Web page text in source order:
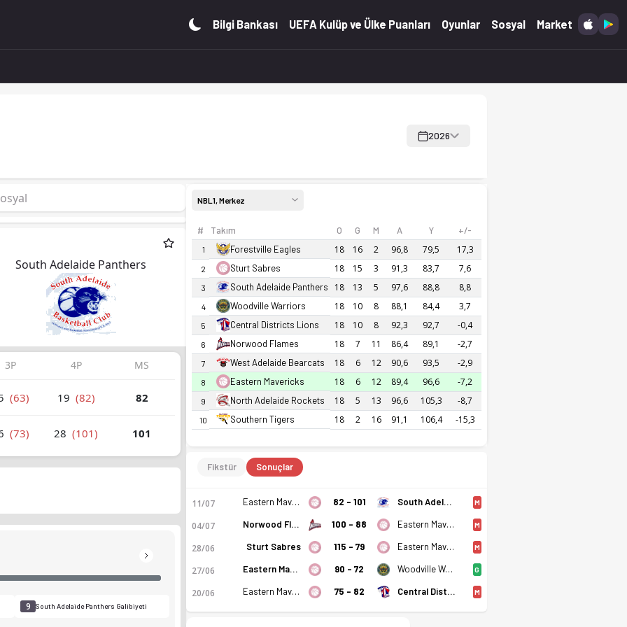
ve istatistiklerini Ofsayt'ta incele. Canlı skor takibi ve anlık güncellemeler.
Bilgi Bankası UEFA Kulüp ve Ülke Puanları Oyunlar Sosyal Market
2026
South Adelaide Panthers
3P 4P MS
(63) 19 (82) 82
(73) 28 (101) 101
9 South Adelaide Panthers Galibiyeti
Eastern Mavericks Son 5 Maçı
NBL1, Merkez
# Takım O G M A Y +/-
1 Forestville Eagles 18 16 2 96,8 79,5 17,3
2 Sturt Sabres 18 15 3 91,3 83,7 7,6
3 South Adelaide Panthers 18 13 5 97,6 88,8 8,8
4 Woodville Warriors 18 10 8 88,1 84,4 3,7
5 Central Districts Lions 18 10 8 92,3 92,7 -0,4
6 Norwood Flames 18 7 11 86,4 89,1 -2,7
7 West Adelaide Bearcats 18 6 12 90,6 93,5 -2,9
8 Eastern Mavericks 18 6 12 89,4 96,6 -7,2
9 North Adelaide Rockets 18 5 13 96,6 105,3 -8,7
10 Southern Tigers 18 2 16 91,1 106,4 -15,3
Fikstür Sonuçlar
11/07 Eastern Mavericks 82 - 101 South Adelaide Panthers M
04/07 Norwood Flames 100 - 88 Eastern Mavericks M
28/06 Sturt Sabres 115 - 79 Eastern Mavericks M
27/06 Eastern Mavericks 90 - 72 Woodville Warriors G
20/06 Eastern Mavericks 75 - 82 Central Districts Lions M